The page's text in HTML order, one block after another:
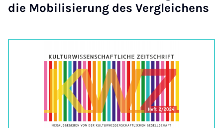
die Mo­bi­li­sie­rung des Ver­glei­chens